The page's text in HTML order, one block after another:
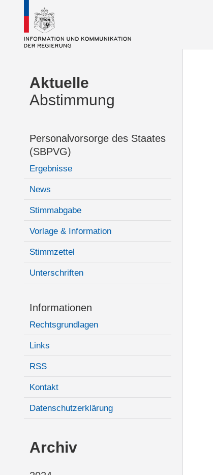
Aktuelle
Abstimmung
Personalvorsorge des Staates
(SBPVG)
Ergebnisse
News
Stimmabgabe
Vorlage & Information
Stimmzettel
Unterschriften
Informationen
Rechtsgrundlagen
Links
RSS
Kontakt
Datenschutzerklärung
Archiv